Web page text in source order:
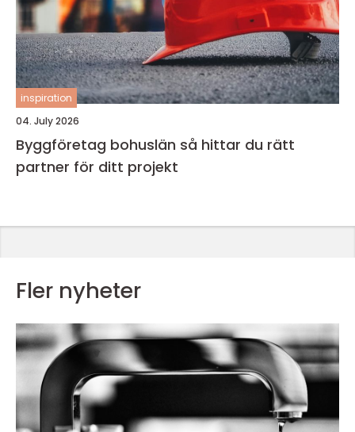
inspiration
04. July 2026
Byggföretag bohuslän så hittar du rätt
partner för ditt projekt
Fler nyheter